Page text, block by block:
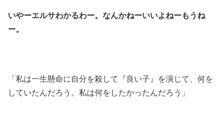
いやーエルサわかるわー。なんかねーいいよねーもうね
ー。
「私は一生懸命に自分を殺して『良い子』を演じて、何を
していたんだろう。私は何をしたかったんだろう」